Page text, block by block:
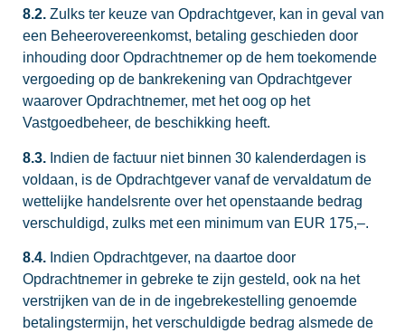
8.2. Zulks ter keuze van Opdrachtgever, kan in geval van
een Beheerovereenkomst, betaling geschieden door
inhouding door Opdrachtnemer op de hem toekomende
vergoeding op de bankrekening van Opdrachtgever
waarover Opdrachtnemer, met het oog op het
Vastgoedbeheer, de beschikking heeft.
8.3. Indien de factuur niet binnen 30 kalenderdagen is
voldaan, is de Opdrachtgever vanaf de vervaldatum de
wettelijke handelsrente over het openstaande bedrag
verschuldigd, zulks met een minimum van EUR 175,–.
8.4. Indien Opdrachtgever, na daartoe door
Opdrachtnemer in gebreke te zijn gesteld, ook na het
verstrijken van de in de ingebrekestelling genoemde
betalingstermijn, het verschuldigde bedrag alsmede de